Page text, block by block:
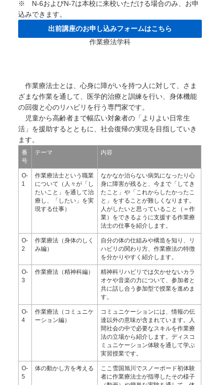
※ N-6およびN-7は本校に来校いただける場合のみ、お申
込みできます。
出前講座のお申し込みフォームはこちら
作業療法学科
作業療法士とは、心身に障がいを持つ人に対して、さま
ざまな作業を通して、医学的治療と訓練を行い、身体機能
の回復と心のリハビリを行う専門家です。
児童から高齢者まで幅広い対象者の「よりよい日常生
活」を援助するとともに、社会復帰の実現を目指していき
ます。
番
号
テーマ 内容
O-
1
作業療法士という職業
について（人々が「し
たいこと」を通して治
療し、「したい」を実
現する仕事）
なかなか治らない病気になったり心
身に障害が残ると、今まで「してき
たこと」や「これからしたかったこ
と」をすることが難しくなります。
人がしたいと思っていること（＝作
業）をできるように支援する作業療
法士の仕事を紹介します。
O-
2
作業療法（身体のしく
み編）
自分の体の仕組みや構造を知り、リ
ハビリの関わり方、作業療法の特徴
を分かりやすく紹介します。
O-
3
作業療法（精神科編）
精神科リハビリでは欠かせないカラ
オケや音楽の力について、参加者と
共に話し合う参加型で授業を進めま
す。
O-
4
作業療法（コミュニケ
ーション編）
コミュニケーションには、情報の伝
達以外の意味が含まれています。人
間社会の中で必要なスキルを作業療
法の立場から紹介します。ディスコ
ミュニケーション体験を通して学ぶ
実習授業です。
O-
5
体の動かし方を考える
ここ雪国旭川でスノーボード初体験
者に作業療法士が指導したその様子